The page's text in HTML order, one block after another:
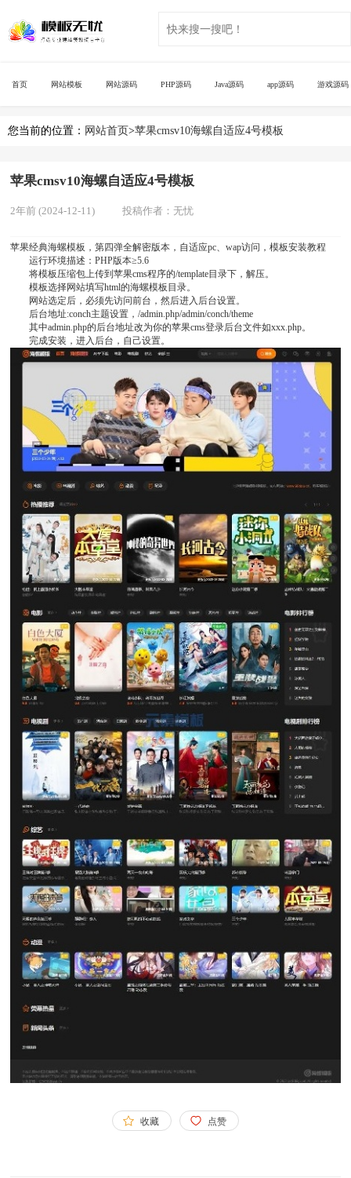
首页 网站模板 网站源码 PHP源码 Java源码 app源码 游戏源码
您当前的位置： 网站首页>苹果cmsv10海螺自适应4号模板
苹果cmsv10海螺自适应4号模板
2年前 (2024-12-11) 投稿作者： 无忧
苹果经典海螺模板，第四弹全解密版本，自适应pc、wap访问，模板安装教程
运行环境描述：PHP版本≥5.6
将模板压缩包上传到苹果cms程序的/template目录下，解压。
模板选择网站填写html的海螺模板目录。
网站选定后，必须先访问前台，然后进入后台设置。
后台地址:conch主题设置，/admin.php/admin/conch/theme
其中admin.php的后台地址改为你的苹果cms登录后台文件如xxx.php。
完成安装，进入后台，自己设置。
收藏 点赞